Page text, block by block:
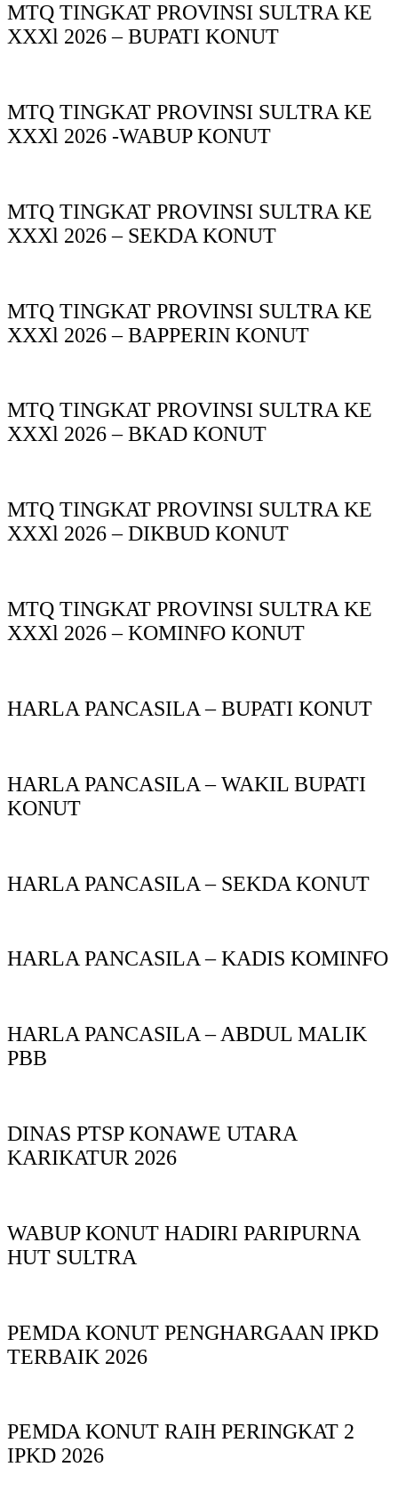
MTQ TINGKAT PROVINSI SULTRA KE
XXXl 2026 – BUPATI KONUT
MTQ TINGKAT PROVINSI SULTRA KE
XXXl 2026 -WABUP KONUT
MTQ TINGKAT PROVINSI SULTRA KE
XXXl 2026 – SEKDA KONUT
MTQ TINGKAT PROVINSI SULTRA KE
XXXl 2026 – BAPPERIN KONUT
MTQ TINGKAT PROVINSI SULTRA KE
XXXl 2026 – BKAD KONUT
MTQ TINGKAT PROVINSI SULTRA KE
XXXl 2026 – DIKBUD KONUT
MTQ TINGKAT PROVINSI SULTRA KE
XXXl 2026 – KOMINFO KONUT
HARLA PANCASILA – BUPATI KONUT
HARLA PANCASILA – WAKIL BUPATI
KONUT
HARLA PANCASILA – SEKDA KONUT
HARLA PANCASILA – KADIS KOMINFO
HARLA PANCASILA – ABDUL MALIK
PBB
DINAS PTSP KONAWE UTARA
KARIKATUR 2026
WABUP KONUT HADIRI PARIPURNA
HUT SULTRA
PEMDA KONUT PENGHARGAAN IPKD
TERBAIK 2026
PEMDA KONUT RAIH PERINGKAT 2
IPKD 2026